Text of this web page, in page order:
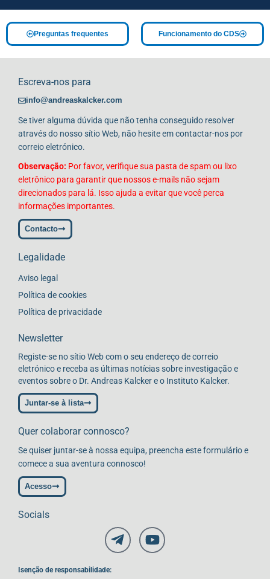
Preguntas frequentes Funcionamento do CDS
Escreva-nos para
info@andreaskalcker.com
Se tiver alguma dúvida que não tenha conseguido resolver
através do nosso sítio Web, não hesite em contactar-nos por
correio eletrónico.
Observação: Por favor, verifique sua pasta de spam ou lixo
eletrônico para garantir que nossos e-mails não sejam
direcionados para lá. Isso ajuda a evitar que você perca
informações importantes.
Contacto
Legalidade
Aviso legal
Política de cookies
Política de privacidade
Newsletter
Registe-se no sítio Web com o seu endereço de correio
eletrónico e receba as últimas notícias sobre investigação e
eventos sobre o Dr. Andreas Kalcker e o Instituto Kalcker.
Juntar-se à lista
Quer colaborar connosco?
Se quiser juntar-se à nossa equipa, preencha este formulário e
comece a sua aventura connosco!
Acesso
Socials
Isenção de responsabilidade: